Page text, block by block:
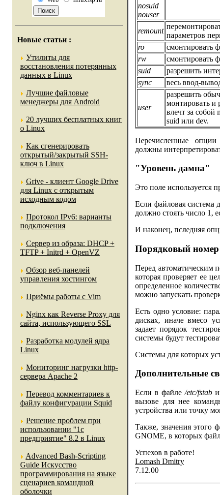
Новые статьи :
Утилиты для
восстановления потерянных
данных в Linux
Лучшие файловые
менеджеры для Android
20 лучших бесплатных книг
о Linux
Как сгенерировать
открытый/закрытый SSH-
ключ в Linux
Grive - клиент Google Drive
для Linux с открытым
исходным кодом
Протокол IPv6: варианты
подключения
Сервер из образа: DHCP +
TFTP + Initrd + OpenVZ
Обзор веб-панелей
управления хостингом
Приёмы работы с Vim
Nginx как Reverse Proxy для
сайта, использующего SSL
Разработка модулей ядра
Linux
Мониторинг нагрузки http-
сервера Apache 2
Перевод комментариев к
файлу конфигурации Squid
Решение проблем при
использовании "1c
предприятие" 8.2 в Linux
Advanced Bash-Scripting
Guide Искусство
программирования на языке
сценариев командной
оболочки
nosuid
nouser
remount
параметров
ro
смонтировать
rw
смонтировать
suid
разрешить
sync
весь ввод-
user
разрешить
монтировать и
влечт за собой
suid или dev.
Перечисленные
должны
"Уровень дампа"
Это поле используется
Если файловая система
должно стоять число 1,
И наконец, пследняя
Порядковый номер
Перед автоматическим
которая проверяет ее
определенное
можно запускать
Есть одно условие:
дисках, иначе вмесо
задает порядок
системы будут
Системы для которых
Дополнительные
Если в файле /etc/fstab
вызове для нее
устройства или точку
Также, значения этого
GNOME, в которых
Успехов в работе!
Lomash Dmitry
7.12.00